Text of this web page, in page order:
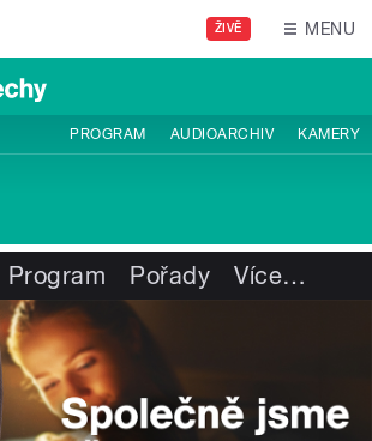
ŽIVĚ MENU
PROGRAM AUDIOARCHIV KAMERY
Program Pořady Více…